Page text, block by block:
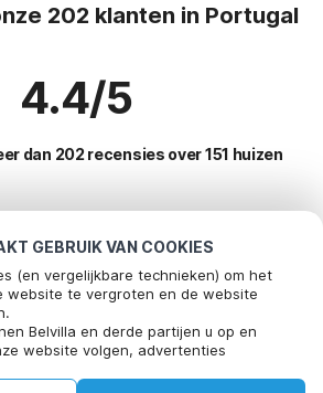
GEBRUIK VAN COOKIES
(en vergelijkbare technieken) om het
website te vergroten en de website
Belvilla en derde partijen u op en
website volgen, advertenties
202 klanten in Portugal
4.4/5
dan 202 recensies over 151 huizen
bestemmingen voor
voor vakantie in Portugal
voor vakanties
Bel om te boeken